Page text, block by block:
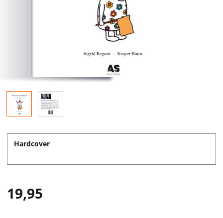
Hardcover
19,95